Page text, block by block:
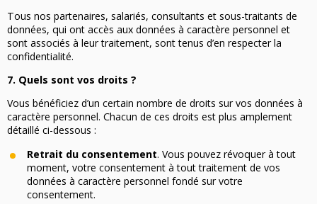
Tous nos partenaires, salariés, consultants et sous-traitants de
données, qui ont accès aux données à caractère personnel et
sont associés à leur traitement, sont tenus d’en respecter la
confidentialité.
7. Quels sont vos droits ?
Vous bénéficiez d’un certain nombre de droits sur vos données à
caractère personnel. Chacun de ces droits est plus amplement
détaillé ci-dessous :
Retrait du consentement. Vous pouvez révoquer à tout
moment, votre consentement à tout traitement de vos
données à caractère personnel fondé sur votre
consentement.